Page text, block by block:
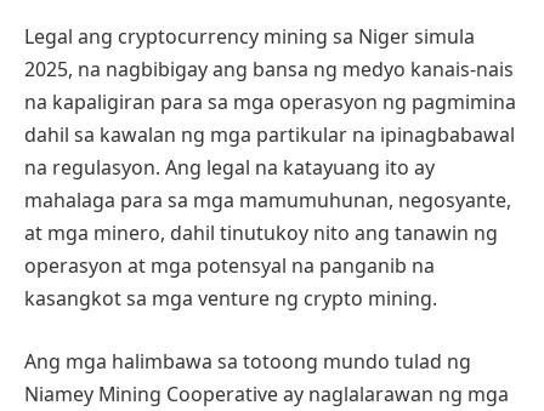
Legal ang cryptocurrency mining sa Niger simula
2025, na nagbibigay ang bansa ng medyo kanais-nais
na kapaligiran para sa mga operasyon ng pagmimina
dahil sa kawalan ng mga partikular na ipinagbabawal
na regulasyon. Ang legal na katayuang ito ay
mahalaga para sa mga mamumuhunan, negosyante,
at mga minero, dahil tinutukoy nito ang tanawin ng
operasyon at mga potensyal na panganib na
kasangkot sa mga venture ng crypto mining.
Ang mga halimbawa sa totoong mundo tulad ng
Niamey Mining Cooperative ay naglalarawan ng mga